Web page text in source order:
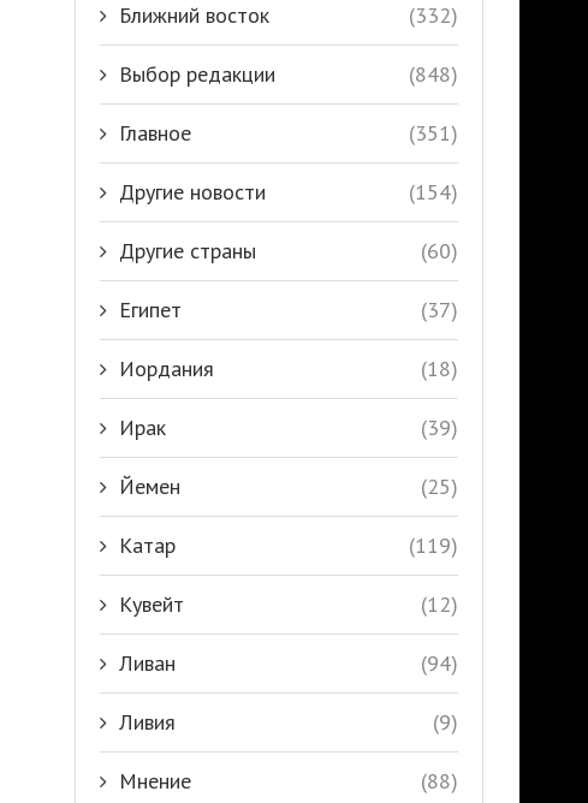
Ближний восток (332)
Выбор редакции (848)
Главное (351)
Другие новости (154)
Другие страны (60)
Египет (37)
Иордания (18)
Ирак (39)
Йемен (25)
Катар (119)
Кувейт (12)
Ливан (94)
Ливия (9)
Мнение (88)